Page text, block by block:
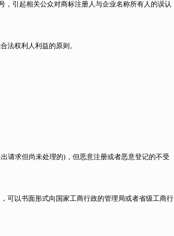
引起相关公众对商标注册人与企业名称所有人的误认
法权利人利益的原则。
请求但尚未处理的)，但恶意注册或者恶意登记的不受
可以书面形式向国家工商行政的管理局或者省级工商行